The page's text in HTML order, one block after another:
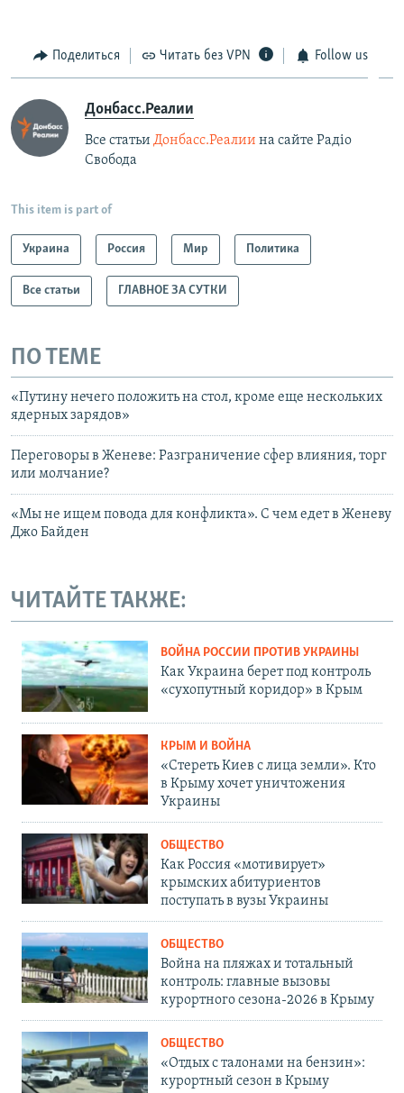
Поделиться Читать без VPN Follow us
Донбасс.Реалии
Все статьи Донбасс.Реалии на сайте Радіо
Свобода
This item is part of
Украина Россия Мир Политика
Все статьи ГЛАВНОЕ ЗА СУТКИ
ПО ТЕМЕ
«Путину нечего положить на стол, кроме еще нескольких
ядерных зарядов»
Переговоры в Женеве: Разграничение сфер влияния, торг
или молчание?
«Мы не ищем повода для конфликта». С чем едет в Женеву
Джо Байден
ЧИТАЙТЕ ТАКЖЕ:
ВОЙНА РОССИИ ПРОТИВ УКРАИНЫ
Как Украина берет под контроль
«сухопутный коридор» в Крым
КРЫМ И ВОЙНА
«Стереть Киев с лица земли». Кто
в Крыму хочет уничтожения
Украины
ОБЩЕСТВО
Как Россия «мотивирует»
крымских абитуриентов
поступать в вузы Украины
ОБЩЕСТВО
Война на пляжах и тотальный
контроль: главные вызовы
курортного сезона-2026 в Крыму
ОБЩЕСТВО
«Отдых с талонами на бензин»:
курортный сезон в Крыму